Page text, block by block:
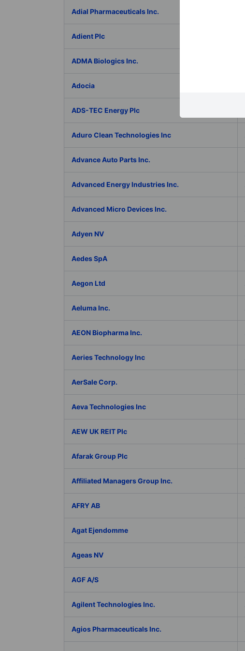
Adial Pharmaceuticals Inc.
Adient Plc
ADMA Biologics Inc.
Adocia
ADS-TEC Energy Plc
Aduro Clean Technologies Inc
Advance Auto Parts Inc.
Advanced Energy Industries Inc.
Advanced Micro Devices Inc.
Adyen NV
Aedes SpA
Aegon Ltd
Aeluma Inc.
AEON Biopharma Inc.
Aeries Technology Inc
AerSale Corp.
Aeva Technologies Inc
AEW UK REIT Plc
Afarak Group Plc
Affiliated Managers Group Inc.
AFRY AB
Agat Ejendomme
Ageas NV
AGF A/S
Agilent Technologies Inc.
Agios Pharmaceuticals Inc.